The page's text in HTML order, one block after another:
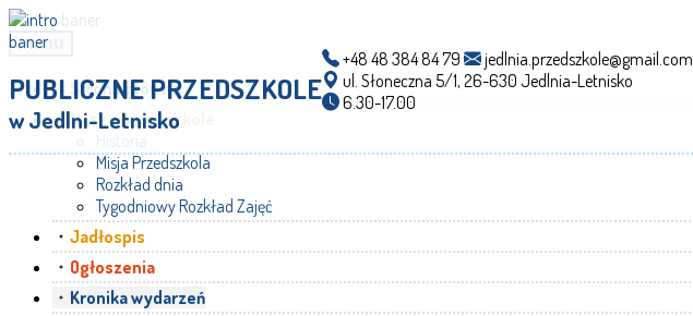
PUBLICZNE PRZEDSZKOLE
w Jedlni-Letnisko
+48 48 384 84 79
jedlnia.przedszkole@gmail.com
ul. Słoneczna 5/1, 26-630 Jedlnia-Letnisko
6.30-17.00
menu
Strona główna
Nasze przedszkole
Misja Przedszkola
Rozkład dnia
Tygodniowy Rozkład Zajęć
Jadłospis
Ogłoszenia
Kronika wydarzeń